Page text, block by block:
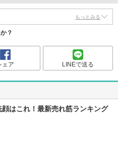
もっとみる
？
ェア LINEで送る
はこれ！最新売れ筋ランキング